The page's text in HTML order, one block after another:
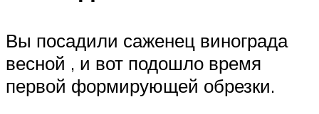
Вы посадили саженец винограда
весной , и вот подошло время
первой формирующей обрезки.